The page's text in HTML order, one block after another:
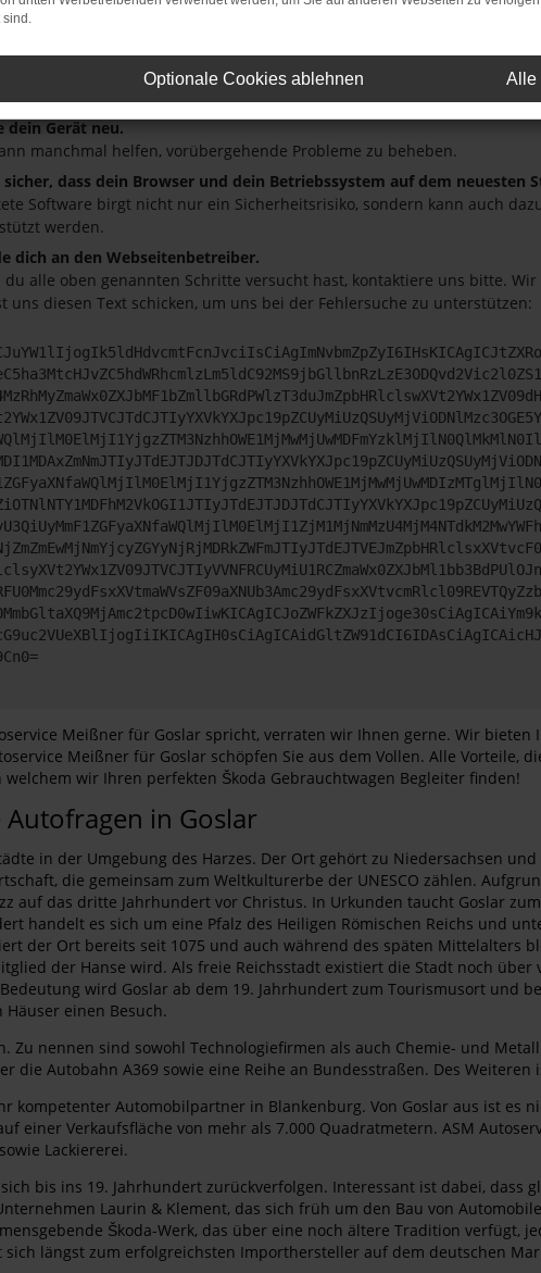
andere Webseiten, zum Beispiel deine Suchmaschine?
Browsererweiterungen.
Erweiterungen, wie Werbeblocker, können das Laden bestimmter
oder in einem privaten Fenster?
dein Gerät neu.
manchmal helfen, vorübergehende Probleme zu beheben.
sicher, dass dein Browser und dein Betriebssystem auf dem neuesten
Software birgt nicht nur ein Sicherheitsrisiko, sondern kann auch
werden.
dich an den Webseitenbetreiber.
du alle oben genannten Schritte versucht hast, kontaktiere uns bitte.
uns diesen Text schicken, um uns bei der Fehlersuche zu unterstützen:
Meißner für Goslar spricht, verraten wir Ihnen gerne. Wir bieten
Meißner für Goslar schöpfen Sie aus dem Vollen. Alle Vorteile,
wir Ihren perfekten Škoda Gebrauchtwagen Begleiter finden!
in Goslar
in der Umgebung des Harzes. Der Ort gehört zu Niedersachsen
die gemeinsam zum Weltkulturerbe der UNESCO zählen.
auf das dritte Jahrhundert vor Christus. In Urkunden taucht Goslar
handelt es sich um eine Pfalz des Heiligen Römischen Reichs und
der Ort bereits seit 1075 und auch während des späten Mittelalters
der Hanse wird. Als freie Reichsstadt existiert die Stadt noch
wird Goslar ab dem 19. Jahrhundert zum Tourismusort und
einen Besuch.
Zu nennen sind sowohl Technologiefirmen als auch Chemie- und
die Autobahn A369 sowie eine Reihe an Bundesstraßen. Des
kompetenter Automobilpartner in Blankenburg. Von Goslar aus ist es
einer Verkaufsfläche von mehr als 7.000 Quadratmetern. ASM
Lackiererei.
bis ins 19. Jahrhundert zurückverfolgen. Interessant ist dabei, dass
Laurin & Klement, das sich früh um den Bau von
Škoda-Werk, das über eine noch ältere Tradition verfügt,
längst zum erfolgreichsten Importhersteller auf dem deutschen
sind.
Optionale Cookies ablehnen Alle